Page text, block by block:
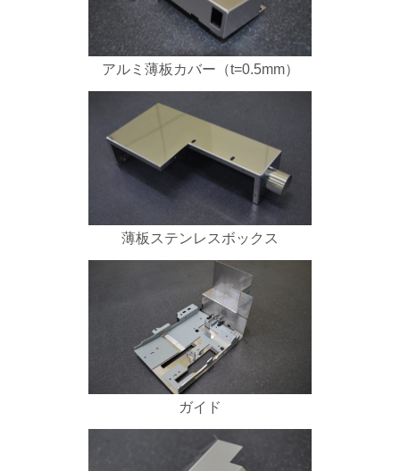
アルミ薄板カバー（t=0.5mm）
薄板ステンレスボックス
ガイド